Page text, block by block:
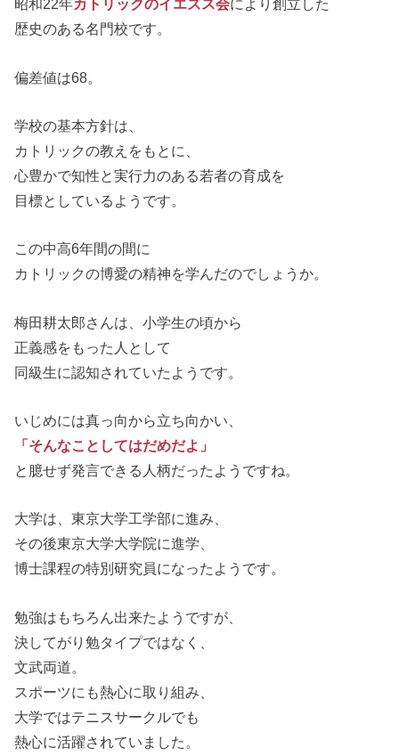
昭和22年カトリックのイエズス会により創立した
歴史のある名門校です。
偏差値は68。
学校の基本方針は、
カトリックの教えをもとに、
心豊かで知性と実行力のある若者の育成を
目標としているようです。
この中高6年間の間に
カトリックの博愛の精神を学んだのでしょうか。
梅田耕太郎さんは、小学生の頃から
正義感をもった人として
同級生に認知されていたようです。
いじめには真っ向から立ち向かい、
「そんなことしてはだめだよ」
と臆せず発言できる人柄だったようですね。
大学は、東京大学工学部に進み、
その後東京大学大学院に進学、
博士課程の特別研究員になったようです。
勉強はもちろん出来たようですが、
決してがり勉タイプではなく、
文武両道。
スポーツにも熱心に取り組み、
大学ではテニスサークルでも
熱心に活躍されていました。